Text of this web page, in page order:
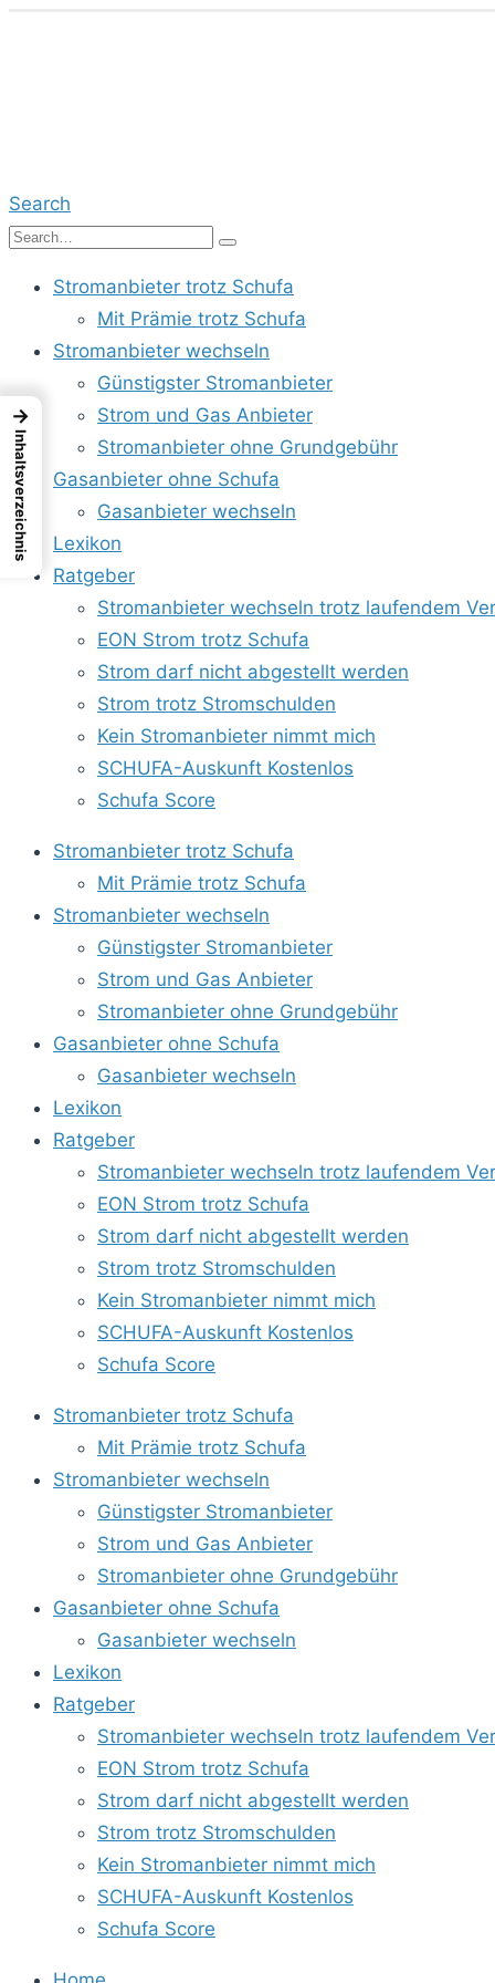
Search
Stromanbieter trotz Schufa
Mit Prämie trotz Schufa
Stromanbieter wechseln
Günstigster Stromanbieter
Strom und Gas Anbieter
Stromanbieter ohne Grundgebühr
Gasanbieter ohne Schufa
Gasanbieter wechseln
Lexikon
Ratgeber
Stromanbieter wechseln trotz laufendem
EON Strom trotz Schufa
Strom darf nicht abgestellt werden
Strom trotz Stromschulden
Kein Stromanbieter nimmt mich
SCHUFA-Auskunft Kostenlos
Schufa Score
Stromanbieter trotz Schufa
Mit Prämie trotz Schufa
Stromanbieter wechseln
Günstigster Stromanbieter
Strom und Gas Anbieter
Stromanbieter ohne Grundgebühr
Gasanbieter ohne Schufa
Gasanbieter wechseln
Lexikon
Ratgeber
Stromanbieter wechseln trotz laufendem
EON Strom trotz Schufa
Strom darf nicht abgestellt werden
Strom trotz Stromschulden
Kein Stromanbieter nimmt mich
SCHUFA-Auskunft Kostenlos
Schufa Score
Stromanbieter trotz Schufa
Mit Prämie trotz Schufa
Stromanbieter wechseln
Günstigster Stromanbieter
Strom und Gas Anbieter
Stromanbieter ohne Grundgebühr
Gasanbieter ohne Schufa
Gasanbieter wechseln
Lexikon
Ratgeber
Stromanbieter wechseln trotz laufendem
EON Strom trotz Schufa
Strom darf nicht abgestellt werden
Strom trotz Stromschulden
Kein Stromanbieter nimmt mich
SCHUFA-Auskunft Kostenlos
Schufa Score
→
Inhaltsverzeichnis